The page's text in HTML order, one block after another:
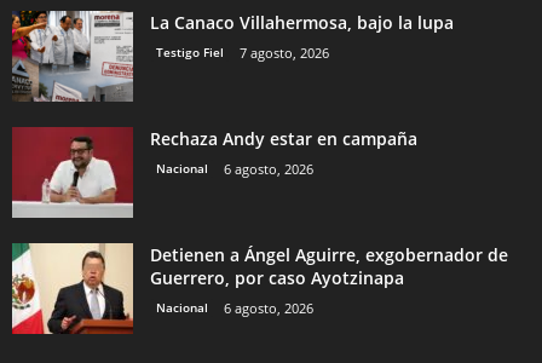
La Canaco Villahermosa, bajo la lupa
Testigo Fiel 7 agosto, 2026
Rechaza Andy estar en campaña
Nacional 6 agosto, 2026
Detienen a Ángel Aguirre, exgobernador de
Guerrero, por caso Ayotzinapa
Nacional 6 agosto, 2026